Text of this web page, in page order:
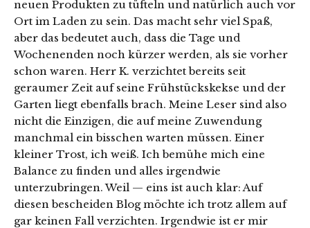
neuen Produkten zu tüfteln und natürlich auch vor
Ort im Laden zu sein. Das macht sehr viel Spaß,
aber das bedeutet auch, dass die Tage und
Wochenenden noch kürzer werden, als sie vorher
schon waren. Herr K. verzichtet bereits seit
geraumer Zeit auf seine Frühstückskekse und der
Garten liegt ebenfalls brach. Meine Leser sind also
nicht die Einzigen, die auf meine Zuwendung
manchmal ein bisschen warten müssen. Einer
kleiner Trost, ich weiß. Ich bemühe mich eine
Balance zu finden und alles irgendwie
unterzubringen. Weil — eins ist auch klar: Auf
diesen bescheiden Blog möchte ich trotz allem auf
gar keinen Fall verzichten. Irgendwie ist er mir